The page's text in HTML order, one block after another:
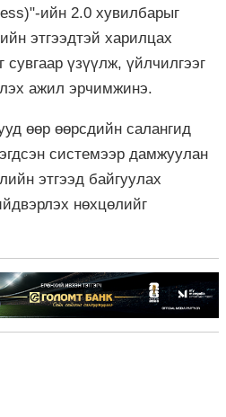
ийн 2.0 хувилбарыг
этгээдтэй харилцах
сувгаар үзүүлж, үйлчилгээг
ажил эрчимжинэ.
өөр өөрсдийн салангид
системээр дамжуулан
этгээд байгуулах
нөхцөлийг